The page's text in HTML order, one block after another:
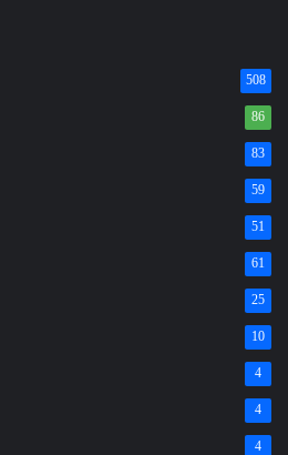
508
86
83
59
51
61
25
10
4
4
4